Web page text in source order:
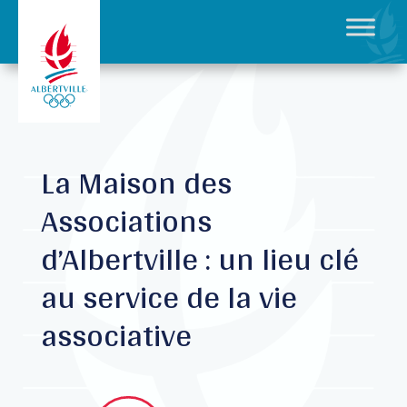
La Maison des
Associations
d’Albertville : un lieu clé
au service de la vie
associative